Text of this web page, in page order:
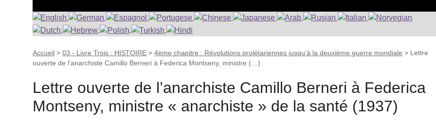
Accueil >03 - Livre Trois : HISTOIRE >4ème chapitre : Révolutions prolétariennes jusqu’à la deuxième guerre mondiale > Lettre
ouverte de l’anarchiste Camillo Berneri à Federica Montseny, ministre (…)
Lettre ouverte de l’anarchiste Camillo Berneri à Federica
Montseny, ministre « anarchiste » de la santé (1937)